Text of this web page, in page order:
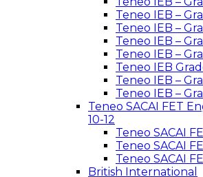
Teneo IEB –
Teneo IEB –
Teneo IEB –
Teneo IEB –
Teneo IEB
Teneo IEB –
Teneo IEB –
Teneo SACAI FET
10-12
Teneo SACAI
Teneo SACAI
Teneo SACAI
British International